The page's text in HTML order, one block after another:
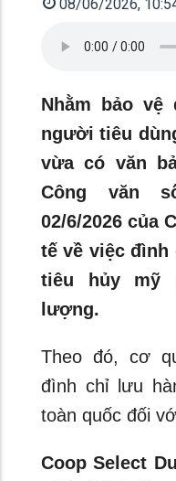
08/06/2026,
Nhằm bảo
người tiêu
vừa có văn
Công văn
02/6/2026 của
tế về việc
tiêu hủy mỹ
lượng.
Theo đó, cơ
đình chỉ lưu
toàn quốc đối
Coop Select